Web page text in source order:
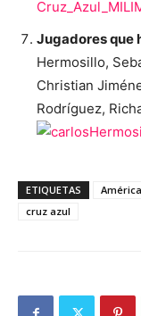
Jugadores que
Hermosillo,
Christian
Rodríguez,
ETIQUETAS América
cruz azul